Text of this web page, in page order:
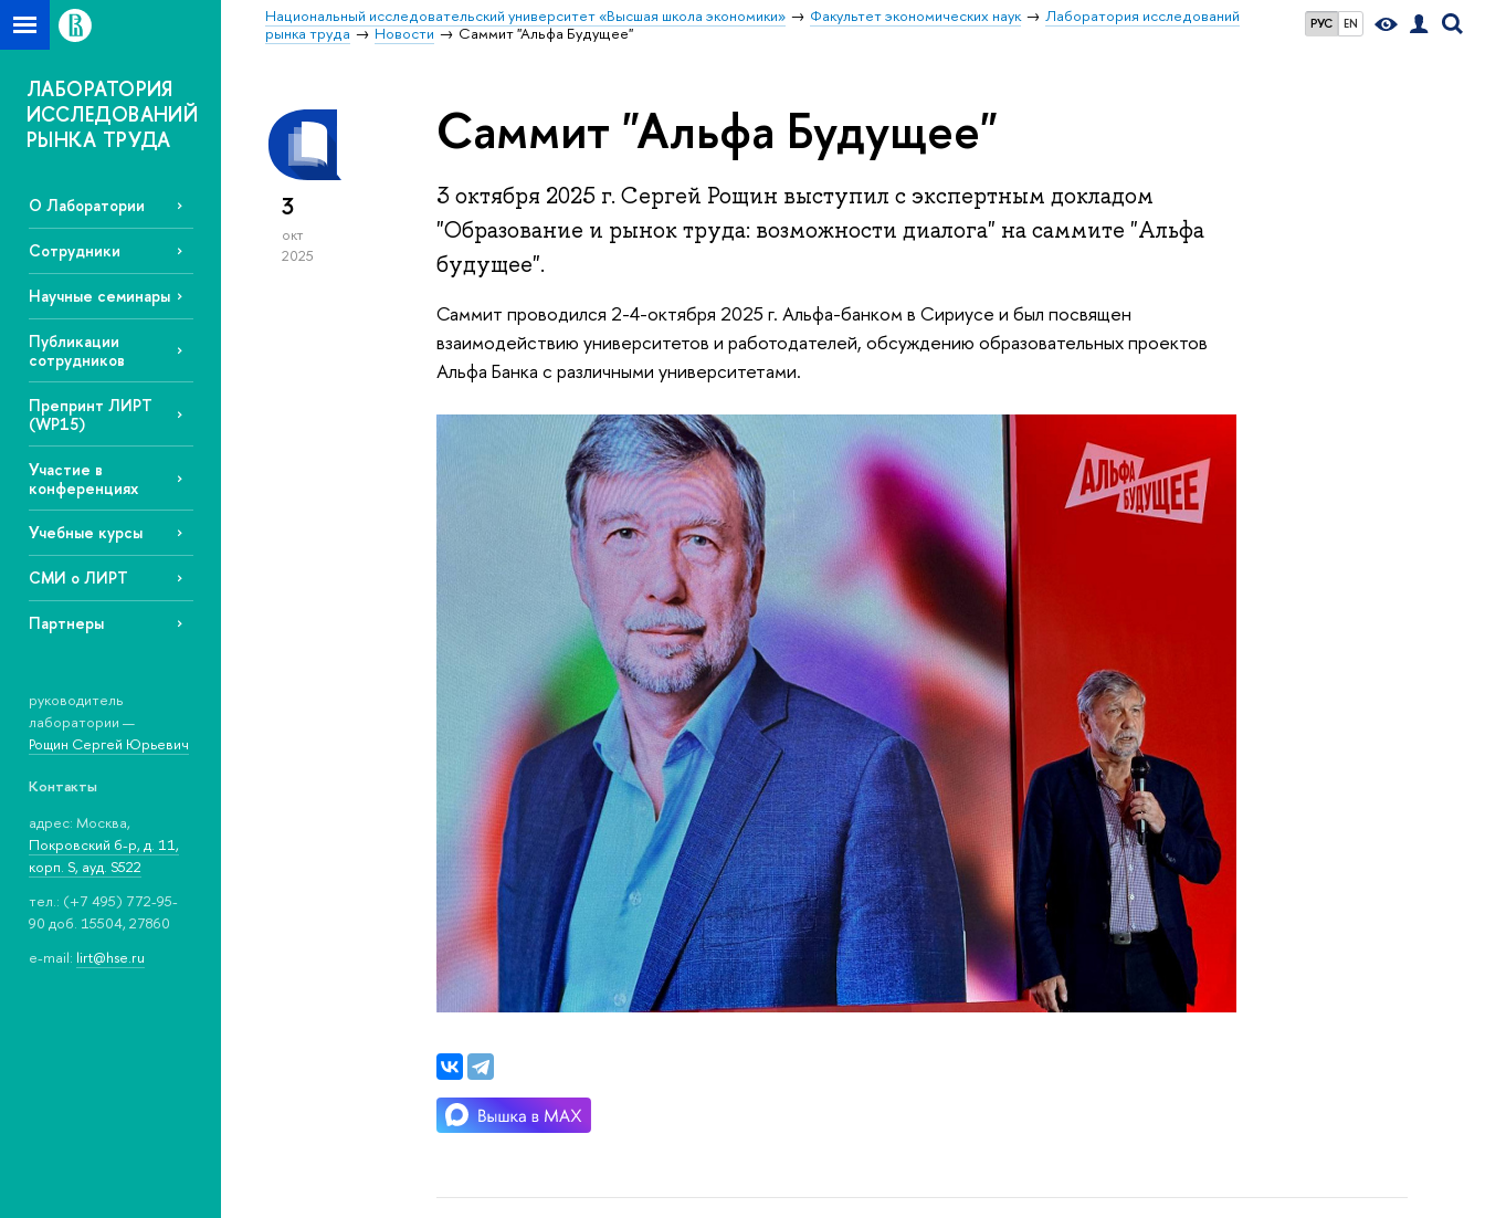
РУС EN
Национальный исследовательский университет «Высшая школа экономики» Факультет экономических наук
Лаборатория исследований
рынка труда
Новости Cаммит "Альфа Будущее"
ЛАБОРАТОРИЯ
ИССЛЕДОВАНИЙ
РЫНКА ТРУДА
О Лаборатории
Сотрудники
Научные семинары
Публикации
сотрудников
Препринт ЛИРТ
(WP15)
Участие в
конференциях
Учебные курсы
СМИ о ЛИРТ
Партнеры
руководитель
лаборатории —
Рощин Сергей Юрьевич
Контакты
адрес: Москва,
Покровский б-р, д. 11,
корп. S, ауд. S522
тел.: (+7 495) 772-95-
90 доб. 15504, 27860
e-mail: lirt@hse.ru
3
окт
2025
Cаммит "Альфа Будущее"
3 октября 2025 г. Сергей Рощин выступил с экспертным докладом
"Образование и рынок труда: возможности диалога" на саммите "Альфа
будущее".
Саммит проводился 2-4-октября 2025 г. Альфа-банком в Сириусе и был посвящен
взаимодействию университетов и работодателей, обсуждению образовательных проектов
Альфа Банка с различными университетами.